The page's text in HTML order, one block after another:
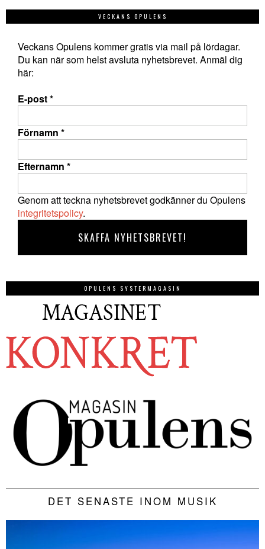
VECKANS OPULENS
Veckans Opulens kommer gratis via mail på lördagar.
Du kan när som helst avsluta nyhetsbrevet. Anmäl dig
här:
E-post*
Förnamn *
Efternamn *
Genom att teckna nyhetsbrevet godkänner du Opulens
integritetspolicy.
OPULENS SYSTERMAGASIN
DET SENASTE INOM MUSIK